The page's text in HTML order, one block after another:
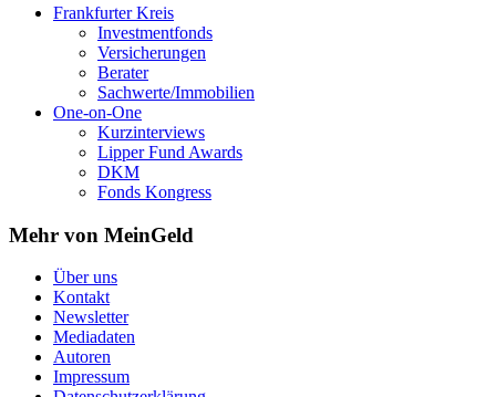
Frankfurter Kreis
Investmentfonds
Versicherungen
Berater
Sachwerte/Immobilien
One-on-One
Kurzinterviews
Lipper Fund Awards
DKM
Fonds Kongress
Mehr von MeinGeld
Über uns
Kontakt
Newsletter
Mediadaten
Autoren
Impressum